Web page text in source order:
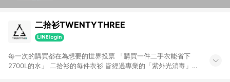
二拾衫TWENTYTHREE
每一次的購買都在為想要的世界投票 「購買一件二手衣能省下
2700L的水」 二拾衫的每件衣衫 皆經過專業的「紫外光消毒」、